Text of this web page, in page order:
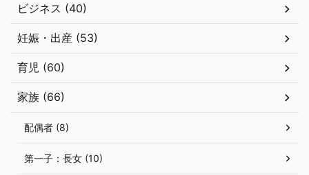
ビジネス (40)
妊娠・出産 (53)
育児 (60)
家族 (66)
配偶者 (8)
第一子：長女 (10)